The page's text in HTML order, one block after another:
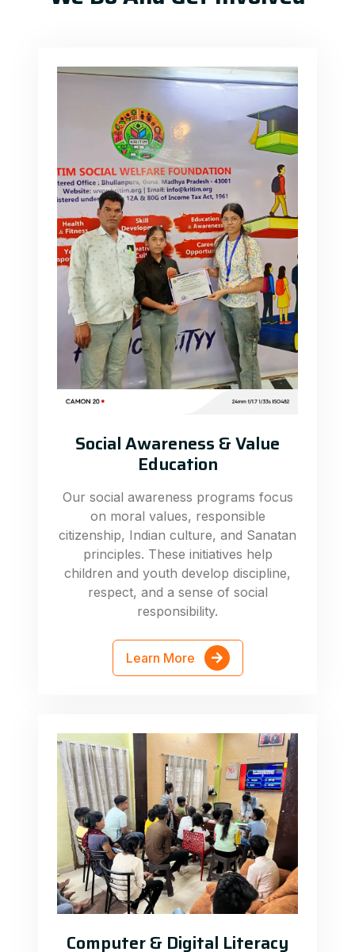
Social Awareness & Value
Education
Our social awareness programs focus
on moral values, responsible
citizenship, Indian culture, and Sanatan
principles. These initiatives help
children and youth develop discipline,
respect, and a sense of social
responsibility.
Learn More
Computer & Digital Literacy